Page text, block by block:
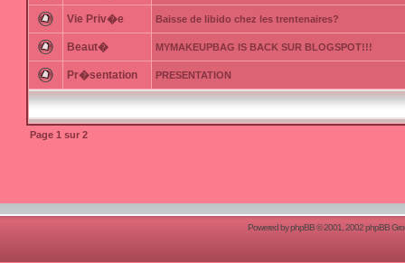
Vie Priv�e Baisse de libido chez les trentenaires?
Beaut� MYMAKEUPBAG IS BACK SUR BLOGSPOT!!!
Pr�sentation PRESENTATION
Page 1 sur 2
Powered byphpBB© 2001, 2002 phpBB